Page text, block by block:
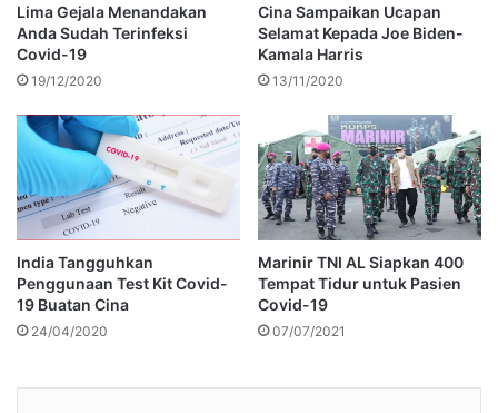
Lima Gejala Menandakan
Anda Sudah Terinfeksi
Covid-19
19/12/2020
Cina Sampaikan Ucapan
Selamat Kepada Joe Biden-
Kamala Harris
13/11/2020
India Tangguhkan
Penggunaan Test Kit Covid-
19 Buatan Cina
24/04/2020
Marinir TNI AL Siapkan 400
Tempat Tidur untuk Pasien
Covid-19
07/07/2021